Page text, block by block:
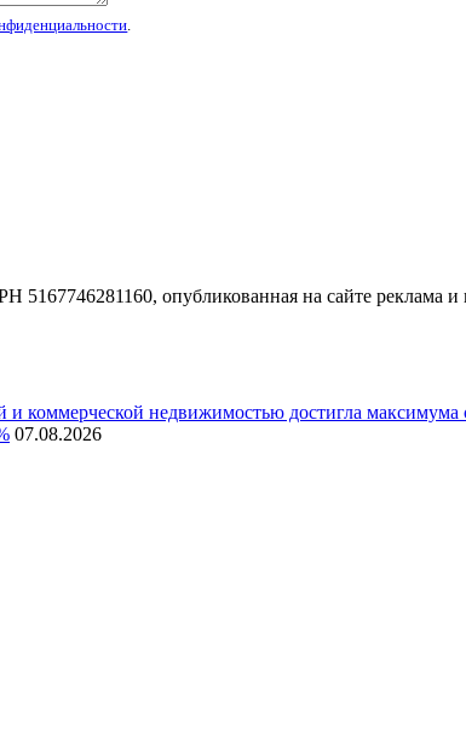
опубликованная на сайте реклама
коммерческой недвижимостью достигла максимума
07.08.2026